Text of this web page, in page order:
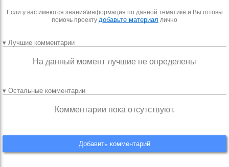
Если у вас имеются знания\информация по данной тематике и Вы готовы
помочь проекту добавьте материал лично
▾ Лучшие комментарии
На данный момент лучшие не определены
▾ Остальные комментарии
Комментарии пока отсутствуют.
Добавить комментарий